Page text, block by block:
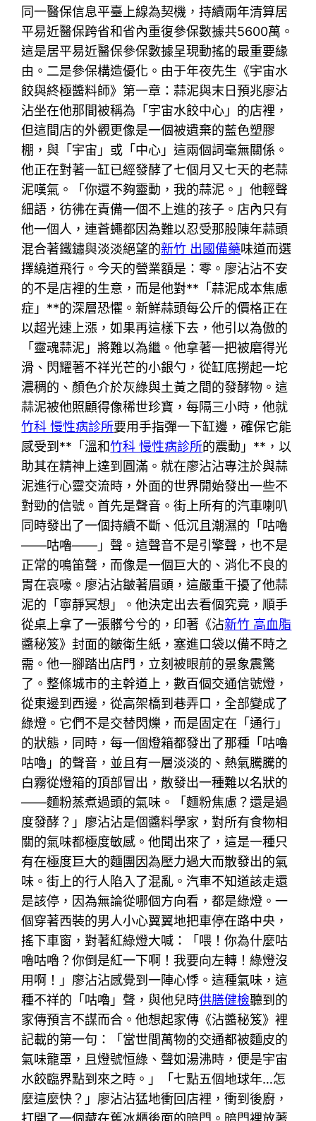
同一醫保信息平臺上線為契機，持續兩年清算居
平易近醫保跨省和省內重復參保數據共5600萬。
這是居平易近醫保參保數據呈現動搖的最重要緣
由。二是參保構造優化。由于年夜先生《宇宙水
餃與終極醬料師》第一章：蒜泥與末日預兆廖沾
沾坐在他那間被稱為「宇宙水餃中心」的店裡，
但這間店的外觀更像是一個被遺棄的藍色塑膠
棚，與「宇宙」或「中心」這兩個詞毫無關係。
他正在對著一缸已經發酵了七個月又七天的老蒜
泥嘆氣。「你還不夠靈動，我的蒜泥。」他輕聲
細語，彷彿在責備一個不上進的孩子。店內只有
他一個人，連蒼蠅都因為難以忍受那股陳年蒜頭
混合著鐵鏽與淡淡絕望的新竹 出國備藥味道而選
擇繞道飛行。今天的營業額是：零。廖沾沾不安
的不是店裡的生意，而是他對**「蒜泥成本焦慮
症」**的深層恐懼。新鮮蒜頭每公斤的價格正在
以超光速上漲，如果再這樣下去，他引以為傲的
「靈魂蒜泥」將難以為繼。他拿著一把被磨得光
滑、閃耀著不祥光芒的小銀勺，從缸底撈起一坨
濃稠的、顏色介於灰綠與土黃之間的發酵物。這
蒜泥被他照顧得像稀世珍寶，每隔三小時，他就
竹科 慢性病診所要用手指彈一下缸邊，確保它能
感受到**「溫和竹科 慢性病診所的震動」**，以
助其在精神上達到圓滿。就在廖沾沾專注於與蒜
泥進行心靈交流時，外面的世界開始發出一些不
對勁的信號。首先是聲音。街上所有的汽車喇叭
同時發出了一個持續不斷、低沉且潮濕的「咕嚕
——咕嚕——」聲。這聲音不是引擎聲，也不是
正常的鳴笛聲，而像是一個巨大的、消化不良的
胃在哀嚎。廖沾沾皺著眉頭，這嚴重干擾了他蒜
泥的「寧靜冥想」。他決定出去看個究竟，順手
從桌上拿了一張髒兮兮的，印著《沾新竹 高血脂
醬秘笈》封面的皺衛生紙，塞進口袋以備不時之
需。他一腳踏出店門，立刻被眼前的景象震驚
了。整條城市的主幹道上，數百個交通信號燈，
從東邊到西邊，從高架橋到巷弄口，全部變成了
綠燈。它們不是交替閃爍，而是固定在「通行」
的狀態，同時，每一個燈箱都發出了那種「咕嚕
咕嚕」的聲音，並且有一層淡淡的、熱氣騰騰的
白霧從燈箱的頂部冒出，散發出一種難以名狀的
——麵粉蒸煮過頭的氣味。「麵粉焦慮？還是過
度發酵？」廖沾沾是個醬料學家，對所有食物相
關的氣味都極度敏感。他聞出來了，這是一種只
有在極度巨大的麵團因為壓力過大而散發出的氣
味。街上的行人陷入了混亂。汽車不知道該走還
是該停，因為無論從哪個方向看，都是綠燈。一
個穿著西裝的男人小心翼翼地把車停在路中央，
搖下車窗，對著紅綠燈大喊：「喂！你為什麼咕
嚕咕嚕？你倒是紅一下啊！我要向左轉！綠燈沒
用啊！」廖沾沾感覺到一陣心悸。這種氣味，這
種不祥的「咕嚕」聲，與他兒時供膳健檢聽到的
家傳預言不謀而合。他想起家傳《沾醬秘笈》裡
記載的第一句：「當世間萬物的交通都被麵皮的
氣味籠罩，且燈號恒綠、聲如湯沸時，便是宇宙
水餃臨界點到來之時。」「七點五個地球年…怎
麼這麼快？」廖沾沾猛地衝回店裡，衝到後廚，